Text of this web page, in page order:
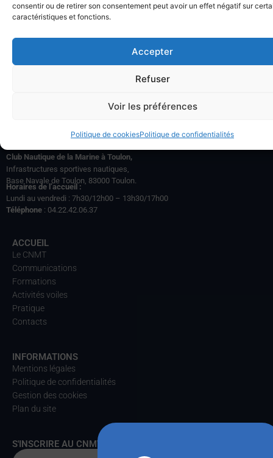
consentir ou de retirer son consentement peut avoir un effet négatif sur
caractéristiques et fonctions.
Accepter
Refuser
Voir les préférences
Politique de cookiesPolitique de confidentialités
à Toulon ». Elles ne feront pas l’objet d’un transfert hors
de l’Union européenne.
Club Nautique de la Marine à Toulon,
Infrastructures sportives nautiques,
Base Navale de Toulon, 83000 Toulon.
Horaires de l’accueil :
Lundi au vendredi : 7h30/12h00 – 13h30/17h00
Téléphone : 04.22.42.06.37
ACCUEIL
Le CNMT
Communications
Formations
Activités voiles
Pratique
Contacts
INFORMATIONS
Mentions légales
Politique de confidentialités
Gestion des cookies
Plan du site
S'INSCRIRE AU CNMT